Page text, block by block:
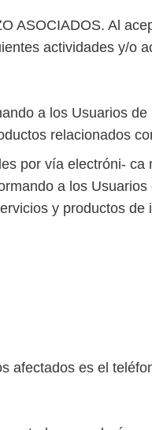
ASOCIADOS. Al
actividades y/o
a los Usuarios de
relacionados
por vía electróni- ca
a los Usuarios
y productos de
afectados es el